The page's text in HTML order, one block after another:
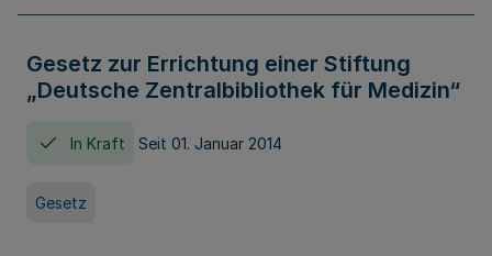
Gesetz zur Errichtung einer Stiftung
„Deutsche Zentralbibliothek für Medizin“
In Kraft Seit 01. Januar 2014
Gesetz